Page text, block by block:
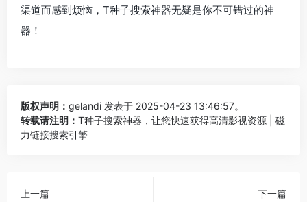
渠道而感到烦恼，T种子搜索神器无疑是你不可错过的神
器！
版权声明： gelandi 发表于 2025-04-23 13:46:57。
转载请注明： T种子搜索神器，让您快速获得高清影视资源 | 磁
力链接搜索引擎
上一篇 下一篇